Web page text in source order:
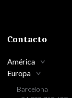
Contacto
América
Europa
Barcelona